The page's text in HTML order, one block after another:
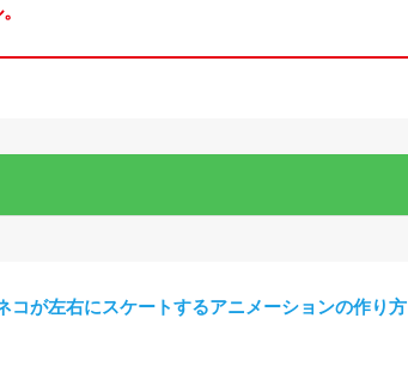
コが正方形に動くアニメーションの作り方｜座標
コが左右にスケートするアニメーションの作り方